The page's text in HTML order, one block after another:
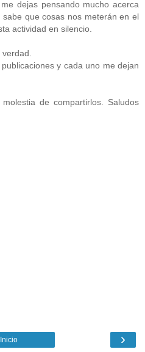
dejas pensando mucho acerca
que cosas nos meterán en el
actividad en silencio.
y cada uno me dejan
de compartirlos. Saludos
›
Inicio